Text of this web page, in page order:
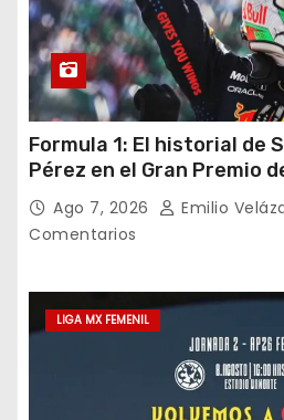
Formula 1: El historial de
Pérez en el Gran Premio
Ago 7, 2026 Emilio
Comentarios
LIGA MX FEMENIL